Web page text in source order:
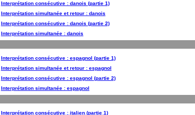
Interprétation consécutive : danois (partie 1)
Interprétation simultanée et retour : danois
Interprétation consécutive : danois (partie 2)
Interprétation simultanée : danois
Interprétation consécutive : espagnol (partie 1)
Interprétation simultanée et retour : espagnol
Interprétation consécutive : espagnol (partie 2)
Interprétation simultanée : espagnol
Interprétation consécutive : italien (partie 1)